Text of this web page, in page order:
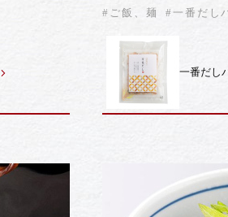
#ご飯、麺 #一番だし
一番だし